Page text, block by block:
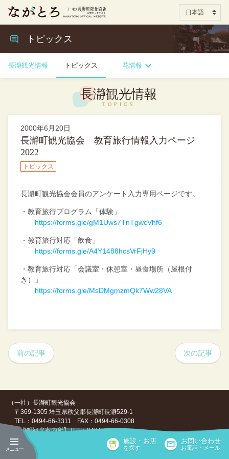
施設・お店
を探す
お問い合わせ
お電話・メール
トピックス
長瀞観光情報 トピックス 花情報
長瀞観光情報
2000年6月20日
長瀞町観光協会 教育旅行情報入力ページ
2022
トピックス
長瀞町観光協会会員のアンケート入力専用ページです。
・教育旅行プログラム「体験」
https://forms.gle/gM1Uws7TnTgwcVhf6
・教育旅行対応「飲食」
https://forms.gle/A4Y1488hcsVrFjHy9
・教育旅行対応「会議室・休憩室・昼食場所（屋根付
き）」
https://forms.gle/MsDMgmzmQk7Ww28VA
前の記事 次の記事
（一社）長瀞町観光協会
〒369-1305 埼玉県秩父郡長瀞町長瀞529-1
TEL：0494-66-3311 FAX：0494-66-0308
【長瀞町観光案内所】TEL：0494-66-0307
Copyright ©（一社）長瀞町観光協会, All Rights Reserved.